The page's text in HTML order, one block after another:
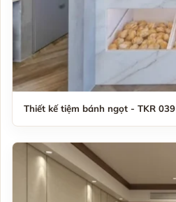
Thiết kế tiệm bánh ngọt - TKR 039